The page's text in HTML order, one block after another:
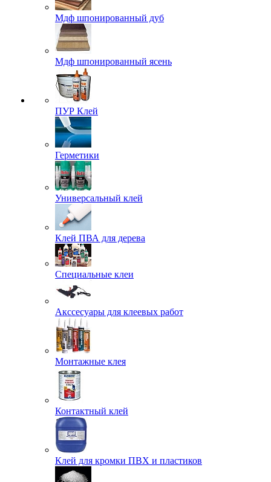
Мдф шпонированный дуб
Мдф шпонированный ясень
ПУР Клей
Герметики
Универсальный клей
Клей ПВА для дерева
Специальные клеи
Акссесуары для клеевых работ
Монтажные клея
Контактный клей
Клей для кромки ПВХ и пластиков